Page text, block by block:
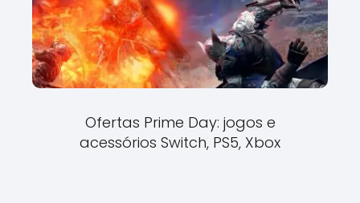
Ofertas Prime Day: jogos e
acessórios Switch, PS5, Xbox